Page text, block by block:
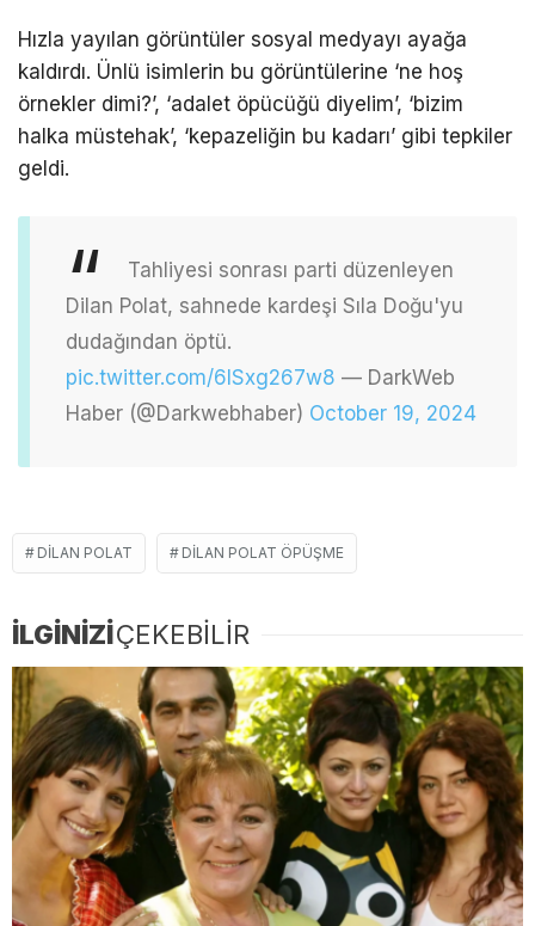
Hızla yayılan görüntüler sosyal medyayı ayağa
kaldırdı. Ünlü isimlerin bu görüntülerine ‘ne hoş
örnekler dimi?’, ‘adalet öpücüğü diyelim’, ‘bizim
halka müstehak’, ‘kepazeliğin bu kadarı’ gibi tepkiler
geldi.
Tahliyesi sonrası parti düzenleyen
Dilan Polat, sahnede kardeşi Sıla Doğu'yu
dudağından öptü.
pic.twitter.com/6ISxg267w8 — DarkWeb
Haber (@Darkwebhaber) October 19, 2024
DILAN POLAT DILAN POLAT ÖPÜŞME
İLGİNİZİÇEKEBİLİR